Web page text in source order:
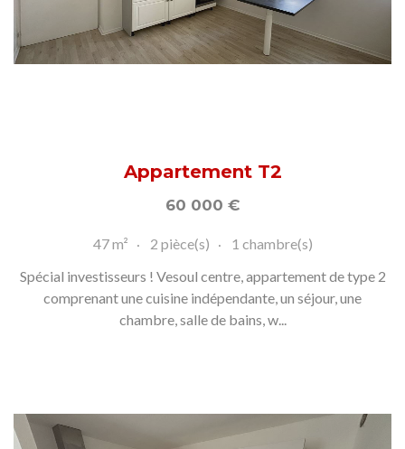
Appartement T2
60 000 €
47 m² 2 pièce(s)
1 chambre(s)
Spécial investisseurs ! Vesoul centre, appartement de type 2
comprenant une cuisine indépendante, un séjour, une
chambre, salle de bains, w...